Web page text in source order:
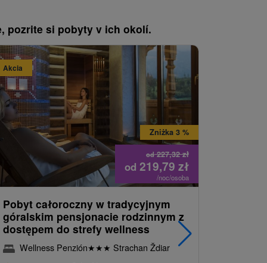
pozrite si pobyty v ich okolí.
Akcia
od227,32zł
Zniżka 3 %
od 219,79 zł
/noc/osoba
Pobyt całoroczny w tradycyjnym
góralskim pensjonacie rodzinnym z
dostępem do strefy wellness
Wellness Penzión★★★ Strachan Ždiar